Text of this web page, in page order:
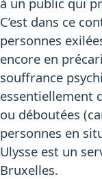
C’est dans ce
personnes
encore en
souffrance
essentiellement
ou déboutées
personnes en
Ulysse est un
Bruxelles.